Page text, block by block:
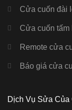
Cửa cuốn đài
Cửa cuốn tấm
Remote cửa
Báo giá cửa
Dịch Vụ Sửa Của